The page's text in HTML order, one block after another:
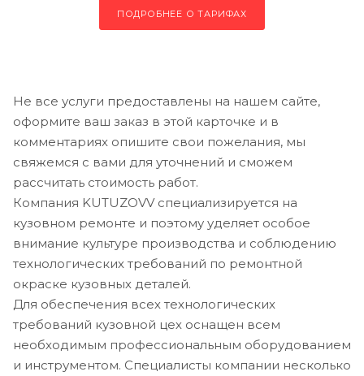
ПОДРОБНЕЕ О ТАРИФАХ
Не все услуги предоставлены на нашем сайте,
оформите ваш заказ в этой карточке и в
комментариях опишите свои пожелания, мы
свяжемся с вами для уточнений и сможем
рассчитать стоимость работ.
Компания KUTUZOVV специализируется на
кузовном ремонте и поэтому уделяет особое
внимание культуре производства и соблюдению
технологических требований по ремонтной
окраске кузовных деталей.
Для обеспечения всех технологических
требований кузовной цех оснащен всем
необходимым профессиональным оборудованием
и инструментом. Специалисты компании несколько